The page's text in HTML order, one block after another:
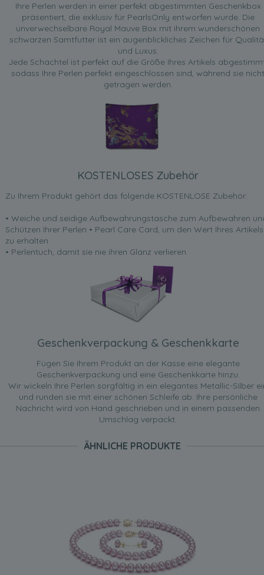
Ihre Perlen werden in einer perfekt abgestimmten Geschenkbox
präsentiert, die exklusiv für PearlsOnly entworfen wurde. Die
unverwechselbare Royal Mauve Box mit ihrem wunderschönen
schwarzen Samtfutter ist ein augenblickliches Zeichen für
und Luxus.
Jede Schachtel ist perfekt auf die Größe Ihres Artikels
sodass Ihre Perlen perfekt eingeschlossen sind, während sie nicht
getragen werden.
KOSTENLOSES Zubehör
Zu Ihrem Produkt gehört das folgende KOSTENLOSE Zubehör:
• Weiche und seidige Aufbewahrungstasche zum Aufbewahren
Schützen Ihrer Perlen • Pearl Care Card, um den Wert Ihres Artikels
zu erhalten
• Perlentuch, damit sie nie ihren Glanz verlieren.
Geschenkverpackung & Geschenkkarte
Fügen Sie Ihrem Produkt an der Kasse eine elegante
Geschenkverpackung und eine Geschenkkarte hinzu.
Wir wickeln Ihre Perlen sorgfältig in ein elegantes Metallic-Silber
und runden sie mit einer schönen Schleife ab. Ihre persönliche
Nachricht wird von Hand geschrieben und in einem passenden
Umschlag verpackt.
ÄHNLICHE PRODUKTE